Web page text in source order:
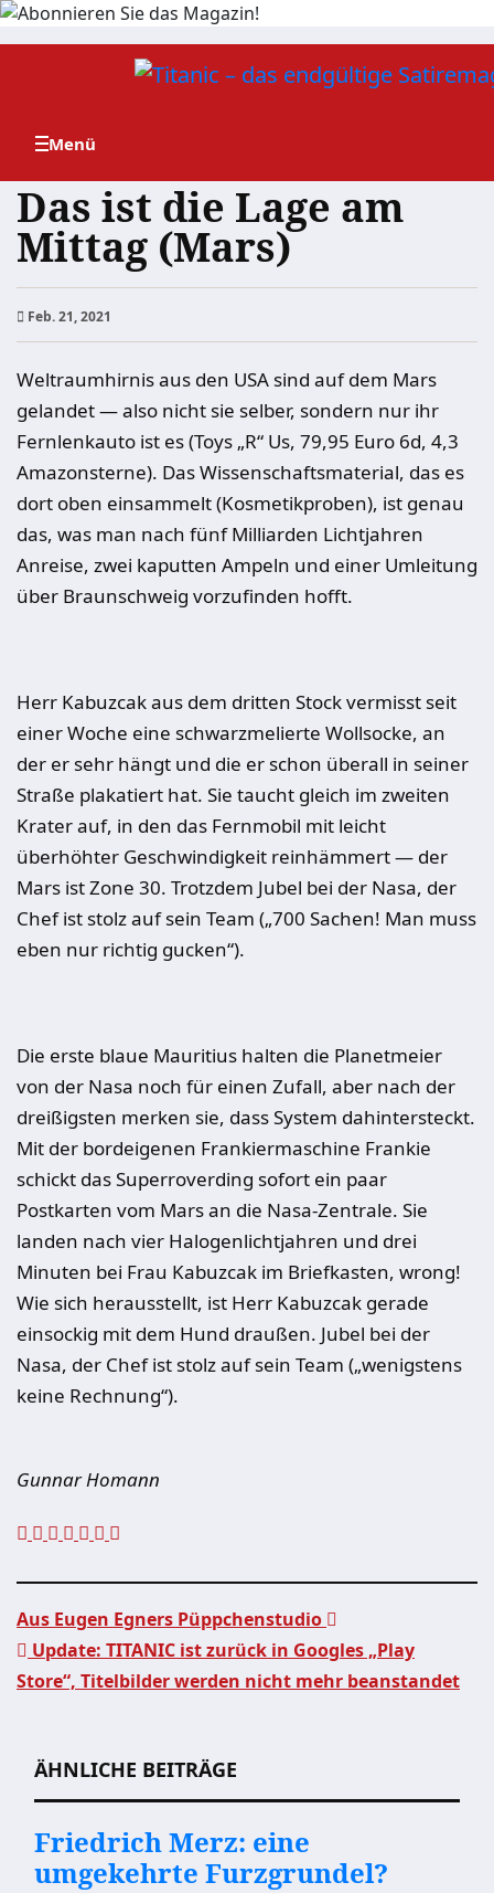
Zum
Das ist die Lage am
Mittag (Mars)
Feb. 21, 2021
Weltraumhirnis aus den USA sind auf dem Mars
gelandet — also nicht sie selber, sondern nur ihr
Fernlenkauto ist es (Toys „R“ Us, 79,95 Euro 6d, 4,3
Amazonsterne). Das Wissenschaftsmaterial, das es
dort oben einsammelt (Kosmetikproben), ist genau
das, was man nach fünf Milliarden Lichtjahren
Anreise, zwei kaputten Ampeln und einer Umleitung
über Braunschweig vorzufinden hofft.
Herr Kabuzcak aus dem dritten Stock vermisst seit
einer Woche eine schwarzmelierte Wollsocke, an
der er sehr hängt und die er schon überall in seiner
Straße plakatiert hat. Sie taucht gleich im zweiten
Krater auf, in den das Fernmobil mit leicht
überhöhter Geschwindigkeit reinhämmert — der
Mars ist Zone 30. Trotzdem Jubel bei der Nasa, der
Chef ist stolz auf sein Team („700 Sachen! Man muss
eben nur richtig gucken“).
Die erste blaue Mauritius halten die Planetmeier
von der Nasa noch für einen Zufall, aber nach der
dreißigsten merken sie, dass System dahintersteckt.
Mit der bordeigenen Frankiermaschine Frankie
schickt das Superroverding sofort ein paar
Postkarten vom Mars an die Nasa-Zentrale. Sie
landen nach vier Halogenlichtjahren und drei
Minuten bei Frau Kabuzcak im Briefkasten, wrong!
Wie sich herausstellt, ist Herr Kabuzcak gerade
einsockig mit dem Hund draußen. Jubel bei der
Nasa, der Chef ist stolz auf sein Team („wenigstens
keine Rechnung“).
Gunnar Homann
Beitragsnavigation
Aus Eugen Egners Püppchenstudio
Update: TITANIC ist zurück in Googles „Play
Store“, Titelbilder werden nicht mehr beanstandet
ÄHNLICHE BEITRÄGE
Friedrich Merz: eine
umgekehrte Furzgrundel?